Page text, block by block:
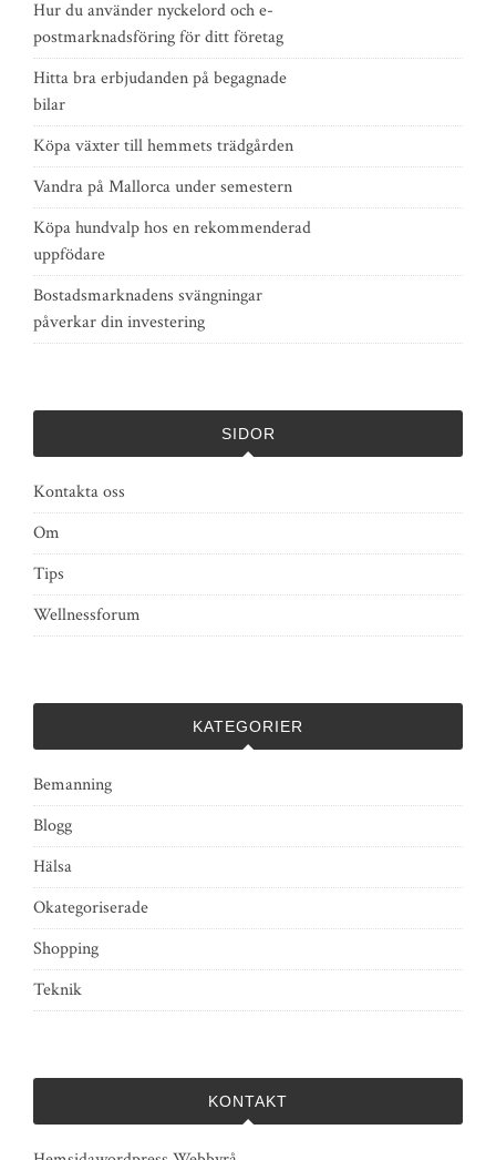
Hur du använder nyckelord och e-
postmarknadsföring för ditt företag
Hitta bra erbjudanden på begagnade
bilar
Köpa växter till hemmets trädgården
Vandra på Mallorca under semestern
Köpa hundvalp hos en rekommenderad
uppfödare
Bostadsmarknadens svängningar
påverkar din investering
SIDOR
Kontakta oss
Om
Tips
Wellnessforum
KATEGORIER
Bemanning
Blogg
Hälsa
Okategoriserade
Shopping
Teknik
KONTAKT